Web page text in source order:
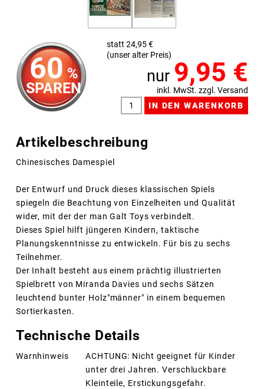
60 %
SPAREN
statt 24,95 €
(unser alter Preis)
nur 9,95 €
inkl. MwSt. zzgl. Versand
Artikelbeschreibung
Chinesisches Damespiel
Der Entwurf und Druck dieses klassischen Spiels
spiegeln die Beachtung von Einzelheiten und Qualität
wider, mit der der man Galt Toys verbindelt.
Dieses Spiel hilft jüngeren Kindern, taktische
Planungskenntnisse zu entwickeln. Für bis zu sechs
Teilnehmer.
Der Inhalt besteht aus einem prächtig illustrierten
Spielbrett von Miranda Davies und sechs Sätzen
leuchtend bunter Holz"männer" in einem bequemen
Sortierkasten.
Technische Details
Warnhinweis
ACHTUNG: Nicht geeignet für Kinder
unter drei Jahren. Verschluckbare
Kleinteile, Erstickungsgefahr.